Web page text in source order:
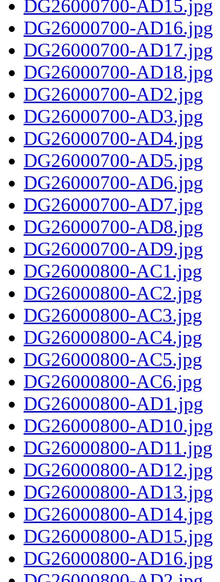
DG26000700-AD15.jpg
DG26000700-AD16.jpg
DG26000700-AD17.jpg
DG26000700-AD18.jpg
DG26000700-AD2.jpg
DG26000700-AD3.jpg
DG26000700-AD4.jpg
DG26000700-AD5.jpg
DG26000700-AD6.jpg
DG26000700-AD7.jpg
DG26000700-AD8.jpg
DG26000700-AD9.jpg
DG26000800-AC1.jpg
DG26000800-AC2.jpg
DG26000800-AC3.jpg
DG26000800-AC4.jpg
DG26000800-AC5.jpg
DG26000800-AC6.jpg
DG26000800-AD1.jpg
DG26000800-AD10.jpg
DG26000800-AD11.jpg
DG26000800-AD12.jpg
DG26000800-AD13.jpg
DG26000800-AD14.jpg
DG26000800-AD15.jpg
DG26000800-AD16.jpg